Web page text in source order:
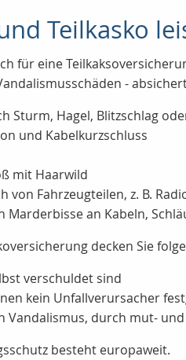
Teilkasko
für eine
-
Sturm, Hagel, Blitzschlag
und Kabelkurzschluss
mit Haarwild
von Fahrzeugteilen, z. B.
Marderbisse an Kabeln,
decken Sie
verschuldet sind
kein Unfallverursacher
Vandalismus, durch mut-
besteht europaweit.